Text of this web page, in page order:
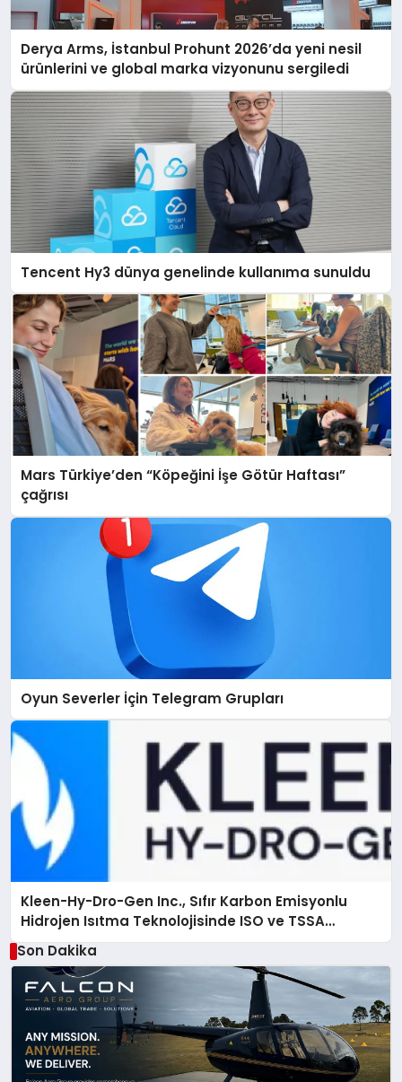
Derya Arms, İstanbul Prohunt 2026’da yeni nesil
ürünlerini ve global marka vizyonunu sergiledi
Tencent Hy3 dünya genelinde kullanıma sunuldu
Mars Türkiye’den “Köpeğini İşe Götür Haftası”
çağrısı
Oyun Severler İçin Telegram Grupları
Kleen-Hy-Dro-Gen Inc., Sıfır Karbon Emisyonlu
Hidrojen Isıtma Teknolojisinde ISO ve TSSA
Düzenleyici Onaylarını Aldı
Son Dakika